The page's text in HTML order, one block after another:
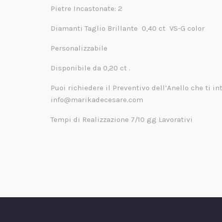
Pietre Incastonate: 2
Diamanti Taglio Brillante 0,40 ct VS-G color
Personalizzabile
Disponibile da 0,20 ct .
Puoi richiedere il Preventivo dell’Anello che ti
info@marikadecesare.com
Tempi di Realizzazione 7/10 gg Lavorativi